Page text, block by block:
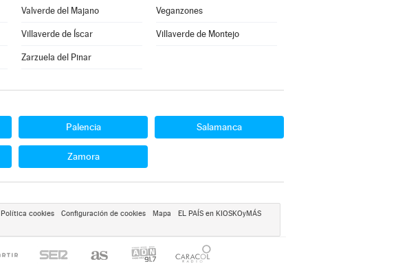
Valverde del Majano Veganzones
Villaverde de Íscar Villaverde de Montejo
Zarzuela del Pinar
Palencia Salamanca
Zamora
Política cookies Configuración de cookies Mapa
EL PAÍS en KIOSKOyMÁS